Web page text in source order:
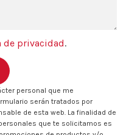
privacidad.
personal que me
serán tratados por
de esta web. La finalidad de
que te solicitamos es